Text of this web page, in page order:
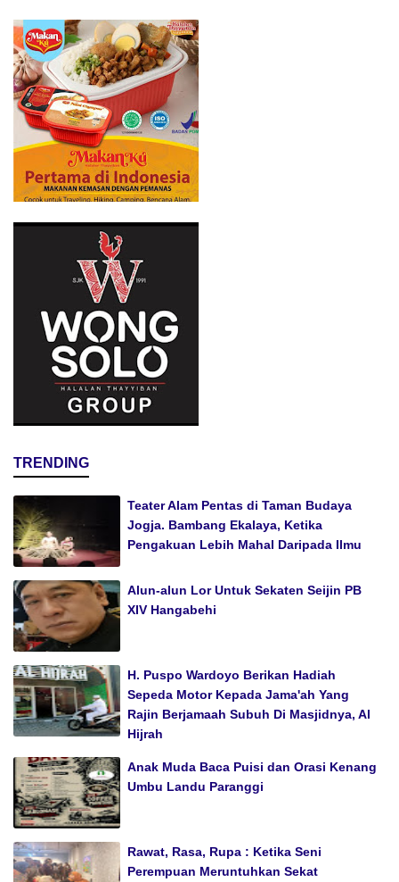
TRENDING
Teater Alam Pentas di Taman Budaya
Jogja. Bambang Ekalaya, Ketika
Pengakuan Lebih Mahal Daripada Ilmu
Alun-alun Lor Untuk Sekaten Seijin PB
XIV Hangabehi
H. Puspo Wardoyo Berikan Hadiah
Sepeda Motor Kepada Jama'ah Yang
Rajin Berjamaah Subuh Di Masjidnya, Al
Hijrah
Anak Muda Baca Puisi dan Orasi Kenang
Umbu Landu Paranggi
Rawat, Rasa, Rupa : Ketika Seni
Perempuan Meruntuhkan Sekat